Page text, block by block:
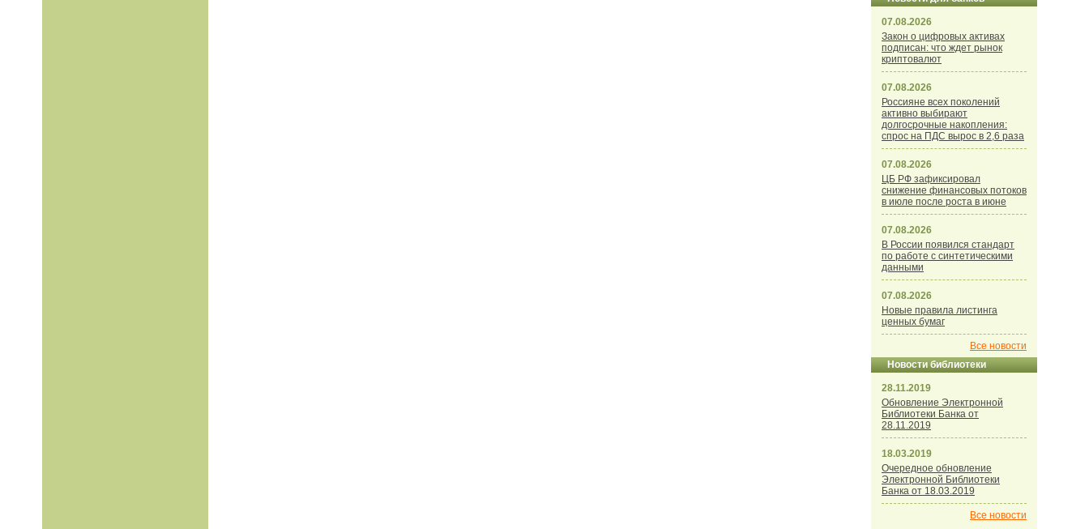
07.08.2026
Закон о цифровых активах
подписан: что ждет рынок
криптовалют
07.08.2026
Россияне всех поколений
активно выбирают
долгосрочные накопления:
спрос на ПДС вырос в 2,6 раза
07.08.2026
ЦБ РФ зафиксировал
снижение финансовых потоков
в июле после роста в июне
07.08.2026
В России появился стандарт
по работе с синтетическими
данными
07.08.2026
Новые правила листинга
ценных бумаг
Все новости
Новости библиотеки
28.11.2019
Обновление Электронной
Библиотеки Банка от
28.11.2019
18.03.2019
Очередное обновление
Электронной Библиотеки
Банка от 18.03.2019
Все новости